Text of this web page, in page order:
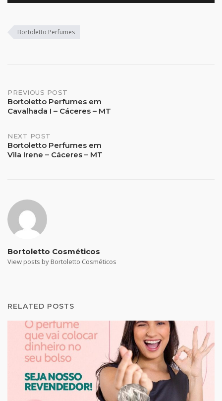
Bortoletto Perfumes
Post
navigation
PREVIOUS POST
Bortoletto Perfumes em
Cavalhada I – Cáceres – MT
NEXT POST
Bortoletto Perfumes em
Vila Irene – Cáceres – MT
Bortoletto Cosméticos
View posts by Bortoletto Cosméticos
RELATED POSTS